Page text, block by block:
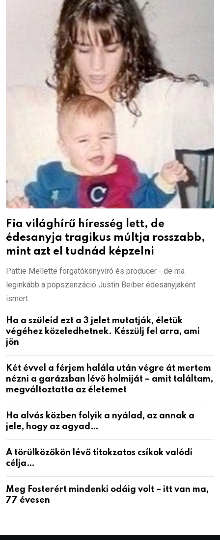
Fia világhírű híresség lett, de
édesanyja tragikus múltja rosszabb,
mint azt el tudnád képzelni
Pattie Mellette forgatókönyvíró és producer - de ma
leginkább a popszenzáció Justin Beiber édesanyjaként
ismert.
Ha a szüleid ezt a 3 jelet mutatják, életük
végéhez közeledhetnek. Készülj fel arra, ami
jön
Két évvel a férjem halála után végre át mertem
nézni a garázsban lévő holmiját – amit találtam,
megváltoztatta az életemet
Ha alvás közben folyik a nyálad, az annak a
jele, hogy az agyad…
A törülközőkön lévő titokzatos csíkok valódi
célja…
Meg Fosterért mindenki odáig volt – itt van ma,
77 évesen